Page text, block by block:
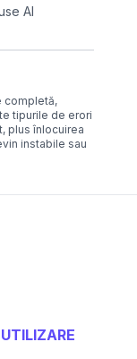
AI
completă,
tipurile de erori
plus înlocuirea
instabile sau